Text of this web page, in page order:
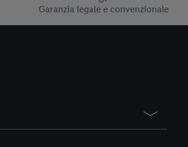
Garanzia legale e convenzionale